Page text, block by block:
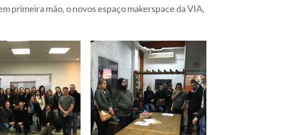
primeira mão, o novos espaço makerspace da VIA,